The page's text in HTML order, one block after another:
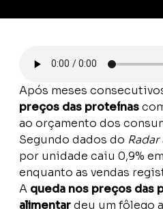
Após meses
preços das proteínas
ao orçamento dos
Segundo dados do
por unidade caiu 0,9%
enquanto as vendas
A queda nos preços das
alimentardeu um fôlego